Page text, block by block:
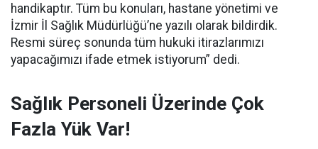
handikaptır. Tüm bu konuları, hastane yönetimi ve
İzmir İl Sağlık Müdürlüğü’ne yazılı olarak bildirdik.
Resmi süreç sonunda tüm hukuki itirazlarımızı
yapacağımızı ifade etmek istiyorum” dedi.
Sağlık Personeli Üzerinde Çok
Fazla Yük Var!